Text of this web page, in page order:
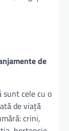
de
sunt cele cu o
de viață
crini,